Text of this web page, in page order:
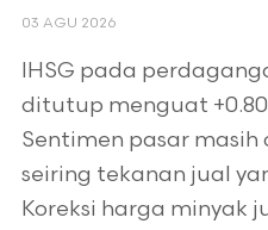
03 AGU 2026
IHSG pada
ditutup menguat
Sentimen pasar
seiring tekanan jual
Koreksi harga minyak